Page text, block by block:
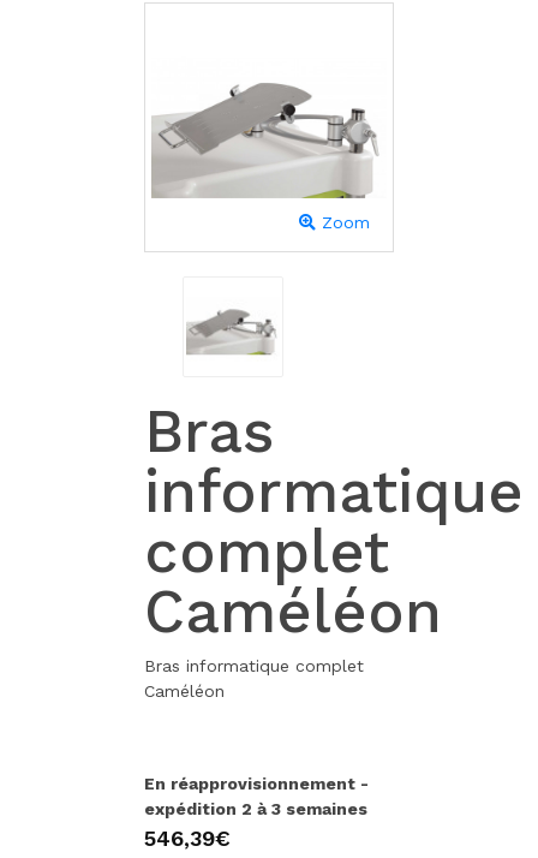
Zoom
Bras
informatique
complet
Caméléon
Bras informatique complet
Caméléon
En réapprovisionnement -
expédition 2 à 3 semaines
546,39€